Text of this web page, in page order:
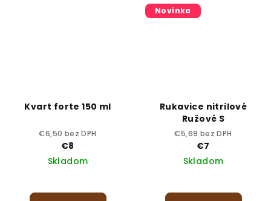
Kvart forte 150 ml
€6,50 bez DPH
€8
Skladom
Novinka
Rukavice nitrilové
Ružové S
€5,69 bez DPH
€7
Skladom